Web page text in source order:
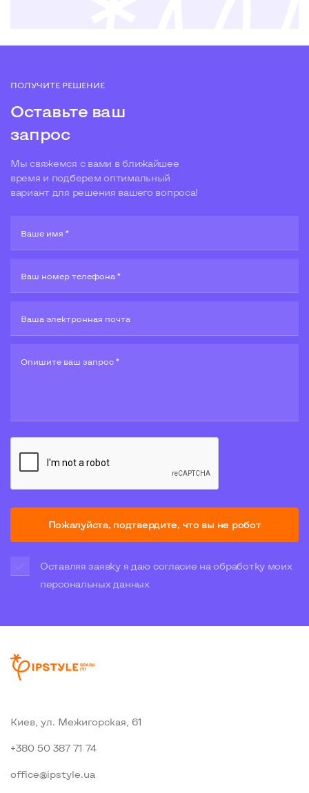
ПОЛУЧИТЕ РЕШЕНИЕ
Оставьте ваш
запрос
Мы свяжемся с вами в ближайшее
время и подберем оптимальный
вариант для решения вашего вопроса!
Ваше имя *
Ваш номер телефона *
Ваша электронная почта
Опишите ваш запрос *
Пожалуйста, подтвердите, что вы не робот
Оставляя заявку я даю согласие на обработку моих
персональных данных
Киев, ул. Межигорская, 61
+380 50 387 71 74
office@ipstyle.ua